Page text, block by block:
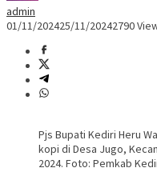
admin
01/11/202425/11/20242790
Pjs Bupati Kediri Heru
kopi di Desa Jugo,
2024. Foto: Pemkab